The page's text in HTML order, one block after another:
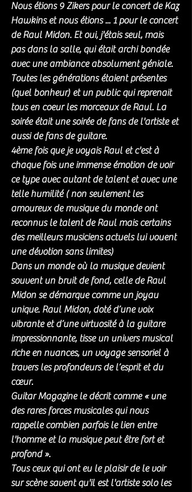
Nous étions 9 Zikers pour le concert de Kaz
Hawkins et nous étions ... 1 pour le concert
de Raul Midon. Et oui, j'étais seul, mais
pas dans la salle, qui était archi bondée
avec une ambiance absolument géniale.
Toutes les générations étaient présentes
(quel bonheur) et un public qui reprenait
tous en coeur les morceaux de Raul. La
soirée était une soirée de fans de l'artiste et
aussi de fans de guitare.
4ème fois que je voyais Raul et c'est à
chaque fois une immense émotion de voir
ce type avec autant de talent et avec une
telle humilité ( non seulement les
amoureux de musique du monde ont
reconnus le talent de Raul mais certains
des meilleurs musiciens actuels lui vouent
une dévotion sans limites)
Dans un monde où la musique devient
souvent un bruit de fond, celle de Raul
Midon se démarque comme un joyau
unique. Raul Midon, doté d’une voix
vibrante et d’une virtuosité à la guitare
impressionnante, tisse un univers musical
riche en nuances, un voyage sensoriel à
travers les profondeurs de l’esprit et du
cœur.
Guitar Magazine le décrit comme « une
des rares forces musicales qui nous
rappelle combien parfois le lien entre
l'homme et la musique peut être fort et
profond ».
Tous ceux qui ont eu le plaisir de le voir
sur scène savent qu'il est l'artiste solo les